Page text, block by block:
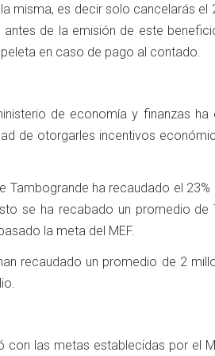
misma, es decir solo cancelarás el
de la emisión de este
en caso de pago al contado.
de economía y finanzas ha
de otorgarles incentivos
Tambogrande ha recaudado el 23%
se ha recabado un promedio de
la meta del MEF.
recaudado un promedio de 2
con las metas establecidas por el